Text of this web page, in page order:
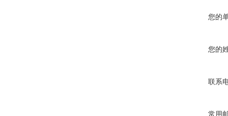
您的
您的
联系
常用